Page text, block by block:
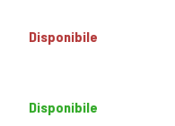
Disponibile
Disponibile